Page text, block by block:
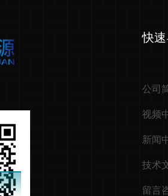
快
公司
视频
新闻
技术
留言